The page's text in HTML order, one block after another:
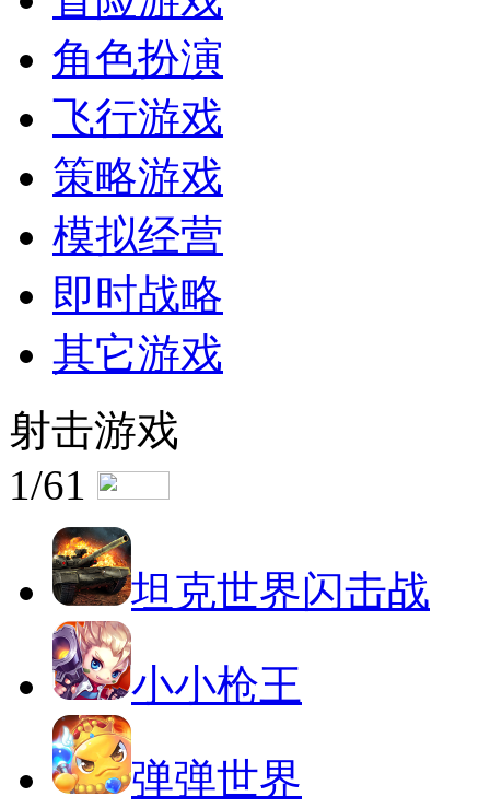
角色扮演
飞行游戏
策略游戏
模拟经营
即时战略
其它游戏
射击游戏
1/61
坦克世界闪击战
小小枪王
弹弹世界